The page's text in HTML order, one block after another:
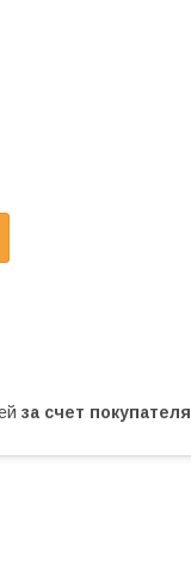
за счет покупателя